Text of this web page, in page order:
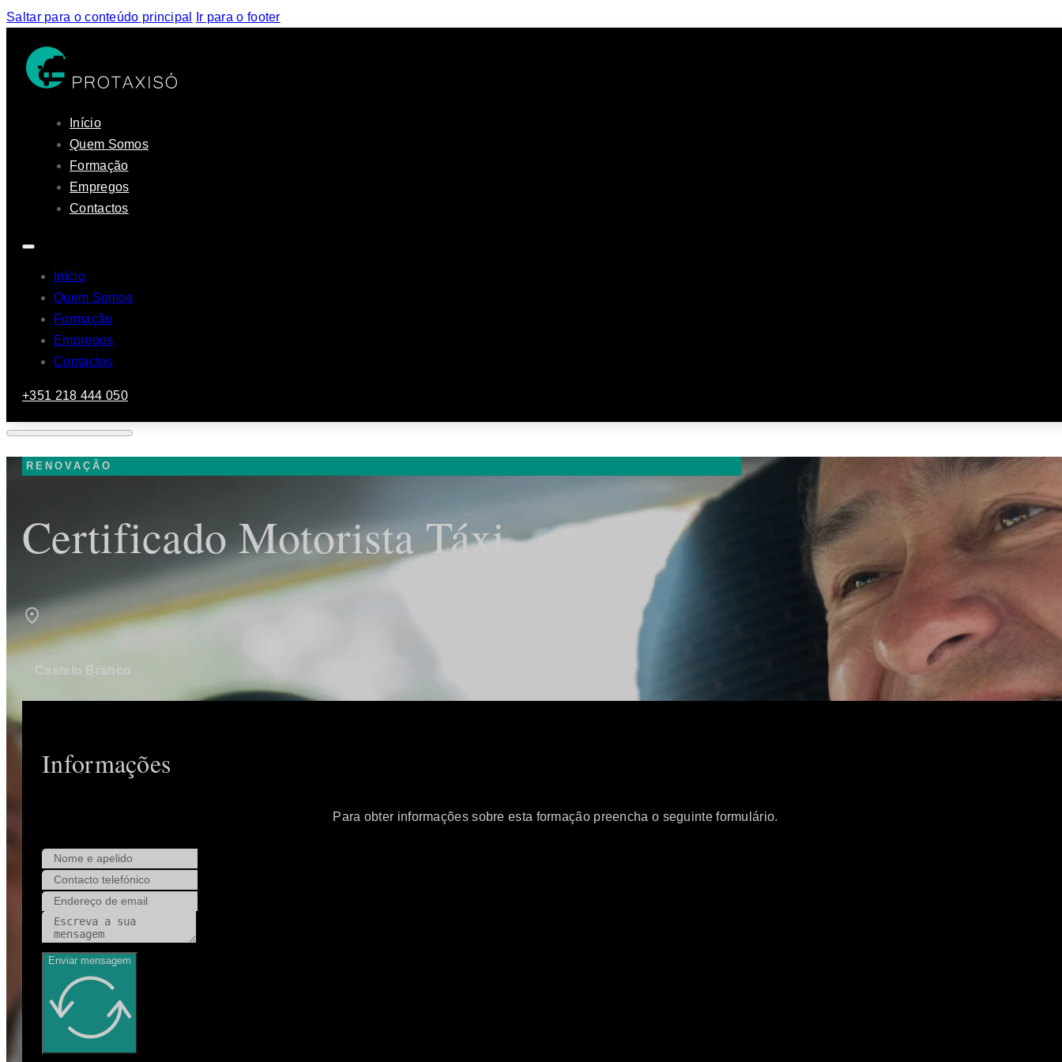
Saltar para o conteúdo principal Ir para o footer
Início
Quem Somos
Formação
Empregos
Contactos
Início
Quem Somos
Formação
Empregos
Contactos
+351 218 444 050
RENOVAÇÃO
Certificado Motorista Táxi
Castelo Branco
Informações
Para obter informações sobre esta formação preencha o seguinte formulário.
Enviar mensagem